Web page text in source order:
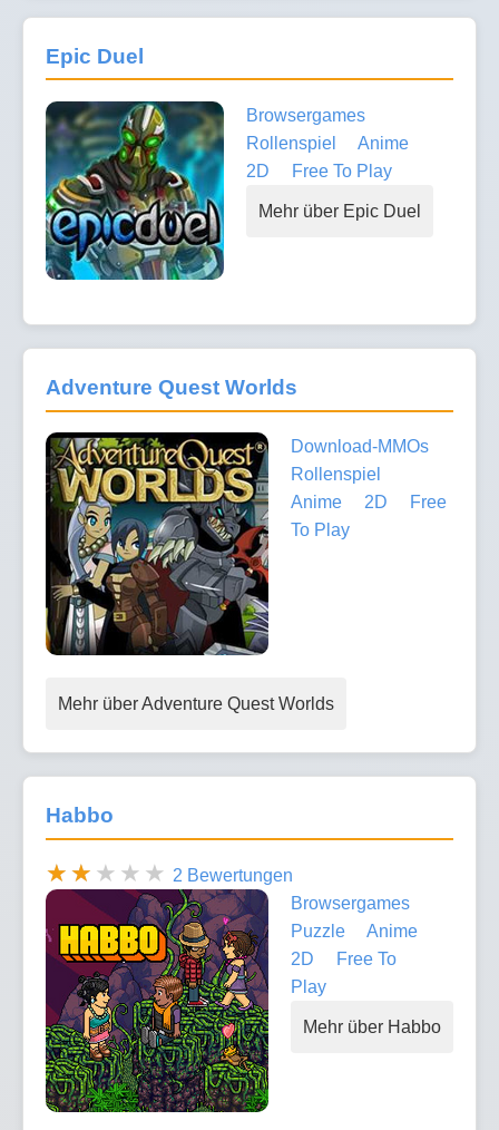
Epic Duel
Browsergames
Rollenspiel
Anime
2D
Free To Play
Mehr über Epic Duel
Adventure Quest Worlds
Download-MMOs
Rollenspiel
Anime
2D
Free
To Play
Mehr über Adventure Quest Worlds
Habbo
2 Bewertungen
Browsergames
Puzzle
Anime
2D
Free To
Play
Mehr über Habbo